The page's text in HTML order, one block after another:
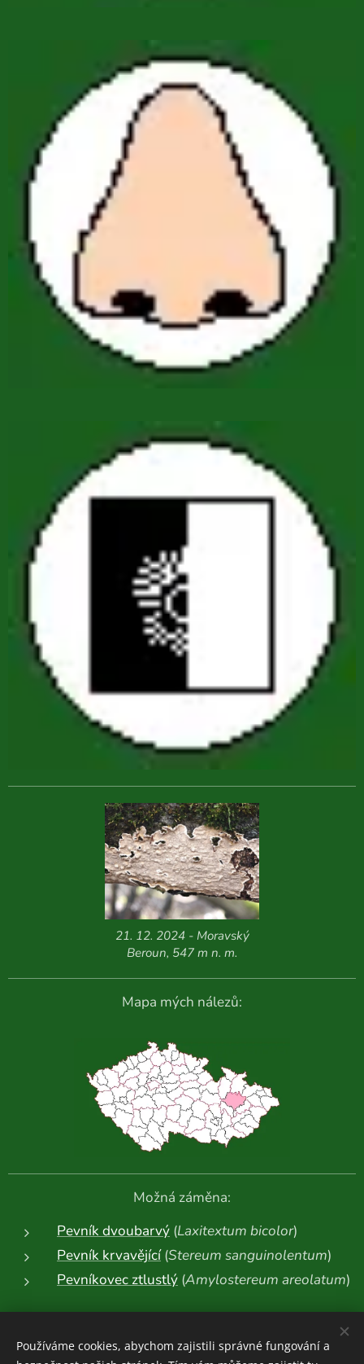
21. 12. 2024 - Moravský
Beroun, 547 m n. m.
Mapa mých nálezů:
Možná záměna:
Pevník dvoubarvý (Laxitextum bicolor)
Pevník krvavějící(Stereum sanguinolentum)
Pevníkovec ztlustlý (Amylostereum areolatum)
Další fotografie:
Používáme cookies, abychom zajistili správné fungování a